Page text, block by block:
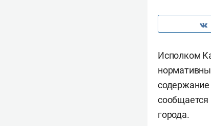
Исполком
содержание
сообщается
города.